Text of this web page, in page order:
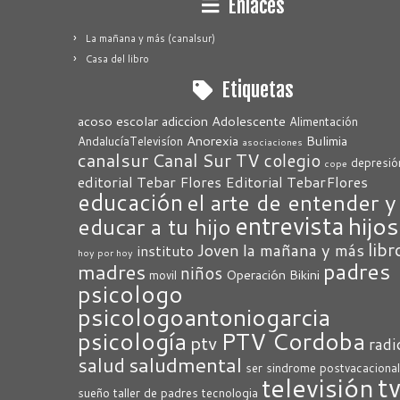
Enlaces
La mañana y más (canalsur)
Casa del libro
Etiquetas
acoso escolar adiccion Adolescente Alimentación
AndalucíaTelevisíon Anorexia asociaciones Bulimia
canalsur Canal Sur TV colegio cope
editorial Tebar Flores Editorial TebarFlores
educación el arte de entender y
educar a tu hijo entrevista hijos
hoy por hoy instituto Joven la mañana y más
madres movil niños Operación Bikini padres
psicologo
psicologoantoniogarcia
psicología ptv PTV Cordoba
salud saludmental ser sindrome postvacacional
sueño taller de padres tecnologia televisióntv